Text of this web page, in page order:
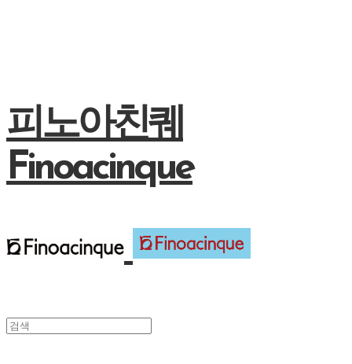
피노아친퀘
Finoacinque